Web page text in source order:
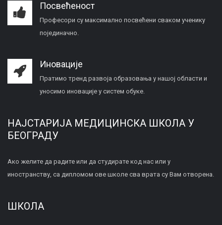
Посвећеност
Професори су максимално посвећени сваком ученику
појединачно.
Иновације
Пратимо тренд развоја образовања у нашој области и
уносимо иновације у систем обуке.
НАЈСТАРИЈА МЕДИЦИНСКА ШКОЛА У
БЕОГРАДУ
Ако желите да радите или да студирате код нас или у
иностранству, са дипломом ове школе сва врата су Вам отворена.
ШКОЛА